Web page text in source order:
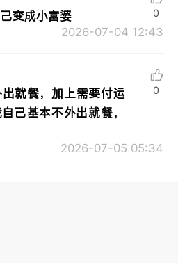
变成小富婆
2026-07-04 12:43
0
就餐，加上需要付运
己基本不外出就餐，
2026-07-05 05:34
0